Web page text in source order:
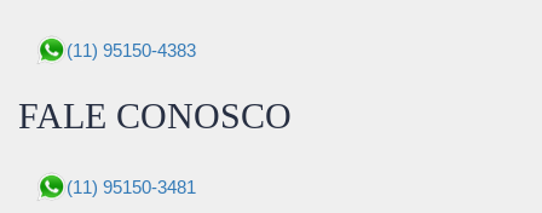
(11) 95150-4383
FALE CONOSCO
(11) 95150-3481